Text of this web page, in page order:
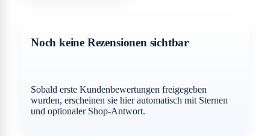
Noch keine Rezensionen sichtbar
Sobald erste Kundenbewertungen freigegeben
wurden, erscheinen sie hier automatisch mit Sternen
und optionaler Shop-Antwort.